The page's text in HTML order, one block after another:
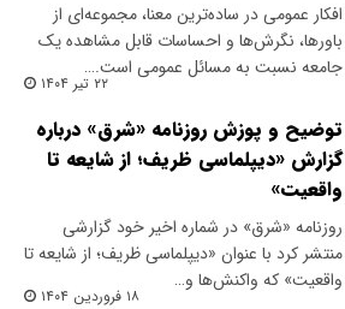
افکار عمومی در ساده‌ترین معنا، مجموعه‌ای از
باورها، نگرش‌ها و احساسات قابل مشاهده یک
جامعه نسبت به مسائل عمومی است.…
۲۲ تیر ۱۴۰۴
توضیح و پوزش روزنامه «شرق» درباره
گزارش «دیپلماسی ظریف؛ از شایعه تا
واقعیت»
روزنامه «شرق» در شماره اخیر خود گزارشی
منتشر کرد با عنوان «دیپلماسی ظریف؛ از شایعه تا
واقعیت» که واکنش‌ها و…
۱۸ فروردین ۱۴۰۴